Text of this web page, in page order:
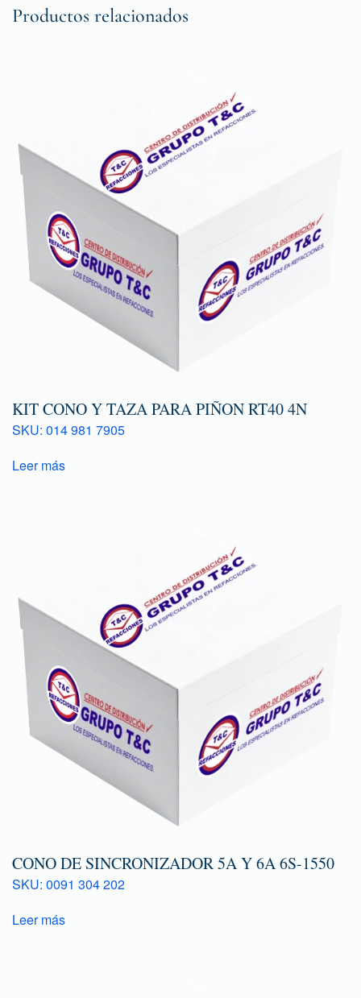
Productos relacionados
KIT CONO Y TAZA PARA PIÑON RT40 4N
SKU: 014 981 7905
Leer más
CONO DE SINCRONIZADOR 5A Y 6A 6S-1550
SKU: 0091 304 202
Leer más